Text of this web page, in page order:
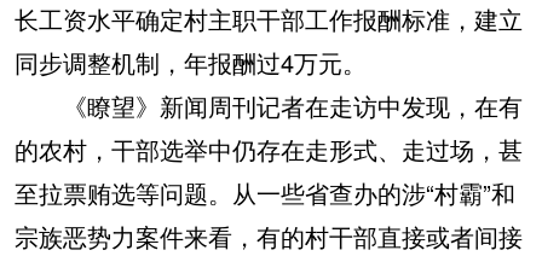
长工资水平确定村主职干部工作报酬标准，建立
同步调整机制，年报酬过4万元。
《瞭望》新闻周刊记者在走访中发现，在有
的农村，干部选举中仍存在走形式、走过场，甚
至拉票贿选等问题。从一些省查办的涉“村霸”和
宗族恶势力案件来看，有的村干部直接或者间接